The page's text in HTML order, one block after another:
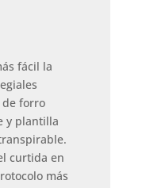
fácil la
de forro
y plantilla
curtida en
más